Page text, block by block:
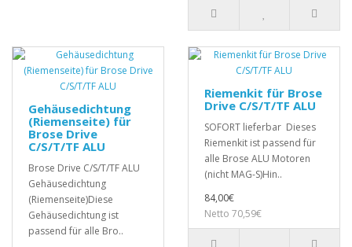
Gehäusedichtung
(Riemenseite) für
Brose Drive
C/S/T/TF ALU
Brose Drive C/S/T/TF ALU
Gehäusedichtung
(Riemenseite)Diese
Gehäusedichtung ist
passend für alle Bro..
Riemenkit für Brose
Drive C/S/T/TF ALU
SOFORT lieferbar Dieses
Riemenkit ist passend für
alle Brose ALU Motoren
(nicht MAG-S)Hin..
84,00€
Netto 70,59€